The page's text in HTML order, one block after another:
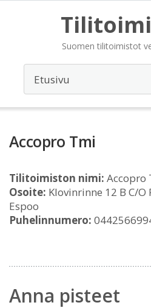
Suomen tilitoimistot
Accopro Tmi
Tilitoimiston nimi: Accopro
Osoite: Klovinrinne 12 B C/
Espoo
Puhelinnumero:
Anna pisteet